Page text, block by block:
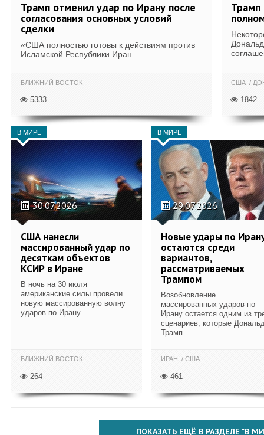
Трамп отменил удар по Ирану после
согласования основных условий
сделки
«США полностью готовы к действиям против
Исламской Республики Иран...
БЛИЖНИЙ ВОСТОК
5333
Трамп
США
1842
В МИРЕ
30.07.2026
США нанесли
массированный удар по
десяткам объектов
КСИР в Иране
В ночь на 30 июля
американские силы провели
новую массированную волну
ударов по Ирану.
БЛИЖНИЙ ВОСТОК
264
В МИРЕ
29.07.2026
Новые удары по
остаются среди
вариантов,
рассматриваемых
Трампом
Возобновление
массированных ударов по
Ирану остается одним из
сценариев, которые
Трамп...
ИРАН США
461
ПОКАЗАТЬ ЕЩЁ В РАЗДЕЛЕ "В